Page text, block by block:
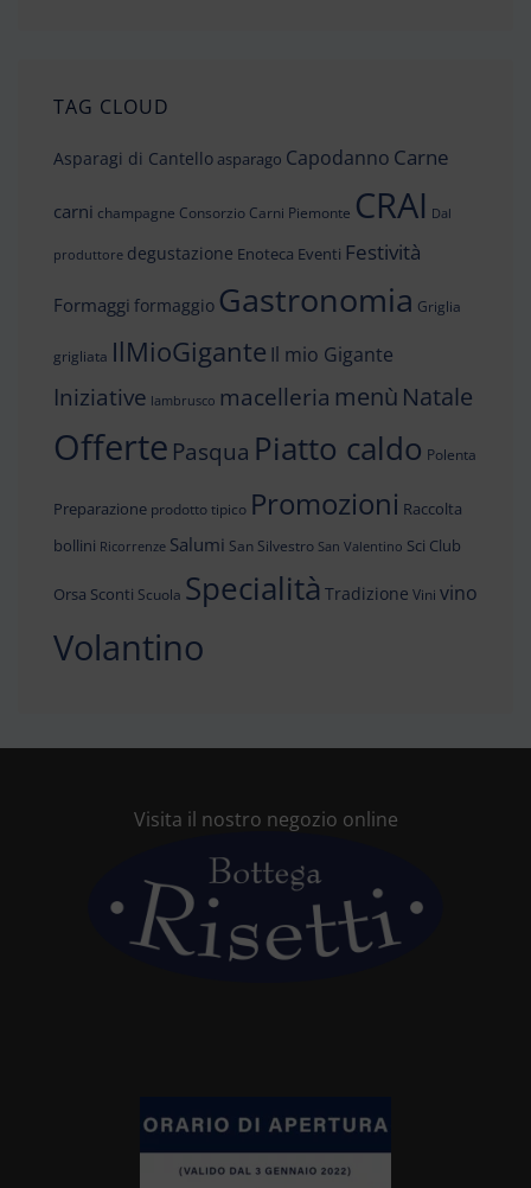
TAG CLOUD
Asparagi di Cantello asparago Capodanno Carne
carni champagne Consorzio Carni Piemonte CRAI Dal
produttore degustazione Enoteca Eventi Festività
Formaggi formaggio Gastronomia Griglia
grigliata IlMioGigante Il mio Gigante
Iniziative lambrusco macelleria menù Natale
Offerte Pasqua Piatto caldo Polenta
Preparazione prodotto tipico Promozioni Raccolta
bollini Ricorrenze Salumi San Silvestro San Valentino Sci Club
Orsa Sconti Scuola Specialità Tradizione Vini vino
Volantino
Visita il nostro negozio online